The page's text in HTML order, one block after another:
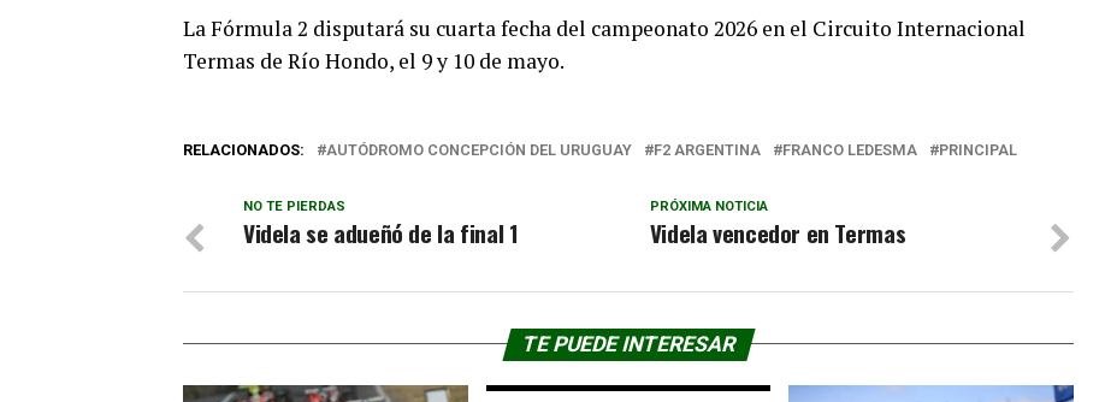
La Fórmula 2 disputará su cuarta fecha del campeonato 2026 en el Circuito Internacional
Termas de Río Hondo, el 9 y 10 de mayo.
RELACIONADOS: AUTÓDROMO CONCEPCIÓN DEL URUGUAY F2 ARGENTINA FRANCO LEDESMA PRINCIPAL
PRÓXIMA NOTICIA
Videla vencedor en Termas
NO TE PIERDAS
Videla se adueñó de la final 1
TE PUEDE INTERESAR